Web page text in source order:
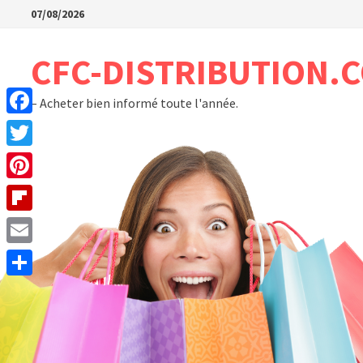
Passer07/08/2026
CFC-
– Acheter bien informé toute l'année.
Facebook
Twitter
Pinterest
Flipboard
Email
Partager